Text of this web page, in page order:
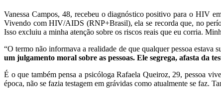
Vanessa Campos, 48, recebeu o diagnóstico positivo para o HIV
Vivendo com HIV/AIDS (RNP+Brasil), ela se recorda que, no
Isso excluiu a minha atenção sobre os riscos reais que eu corria.
“O termo não informava a realidade de que qualquer pessoa estava
um julgamento moral sobre as pessoas. Ele segrega, afasta da
É o que também pensa a psicóloga Rafaela Queiroz, 29, pessoa
época, não se fazia testagem em grávidas como atualmente se faz.